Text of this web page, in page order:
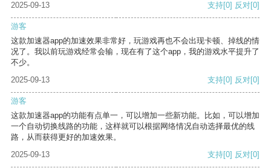
2025-09-13
支持[0] 反对[0]
游客
这款加速器app的加速效果非常好，玩游戏再也不会出现卡顿、掉线的情
况了。我以前玩游戏经常会输，现在有了这个app，我的游戏水平提升了
不少。
2025-09-13
支持[0] 反对[0]
游客
这款加速器app的功能有点单一，可以增加一些新功能。比如，可以增加
一个自动切换线路的功能，这样就可以根据网络情况自动选择最优的线
路，从而获得更好的加速效果。
2025-09-13
支持[0] 反对[0]